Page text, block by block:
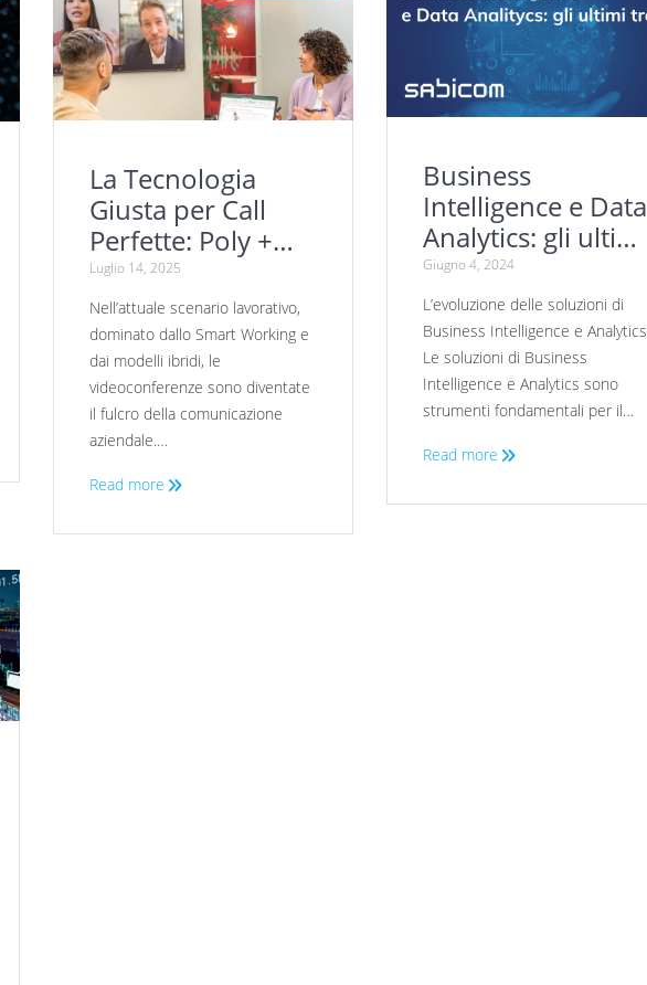
La Tecnologia
Giusta per Call
Perfette: Poly +
Sabicom, La Scelta
dei Professionisti
Luglio 14, 2025
Nell’attuale scenario lavorativo,
dominato dallo Smart Working e
dai modelli ibridi, le
videoconferenze sono diventate
il fulcro della comunicazione
aziendale.…
Read more
Business
Intelligence e Data
Analytics: gli ultimi
trend
Giugno 4, 2024
L’evoluzione delle soluzioni di
Business Intelligence e Analytics
Le soluzioni di Business
Intelligence e Analytics sono
strumenti fondamentali per il…
Read more